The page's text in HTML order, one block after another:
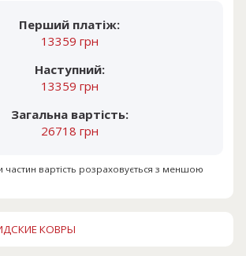
Перший платіж:
13359 грн
Наступний:
13359 грн
Загальна вартість:
26718 грн
частин вартість розраховується з меншою
КОВРЫ